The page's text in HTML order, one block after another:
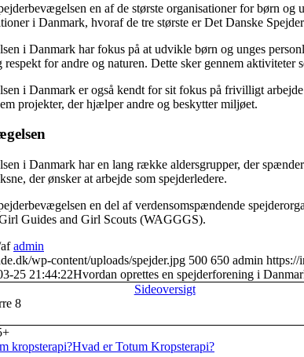
en af ​​de største organisationer for børn
i Danmark, hvoraf de tre største er Det Danske
i Danmark har fokus på at udvikle børn og unges
respekt for andre og naturen. Dette sker gennem
i Danmark er også kendt for sit fokus på frivilligt
projekter, der hjælper andre og beskytter miljøet.
i Danmark har en lang række aldersgrupper, der
der ønsker at arbejde som spejderledere.
en del af verdensomspændende
Guides and Girl Scouts (WAGGGS).
afadmin
wp-content/uploads/spejder.jpg 500 650 admin https://
25 21:44:22Hvordan oprettes en spejderforening i
8
Sideoversigt
Hvad er Totum Kropsterapi?